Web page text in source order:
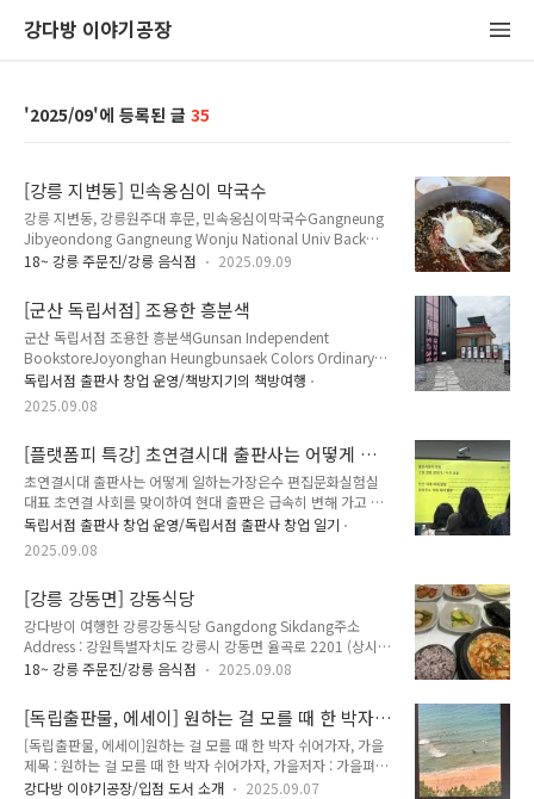
강다방 이야기공장
2025/09 35
[강릉 지변동] 민속옹심이 막국수
강릉 지변동, 강릉원주대 후문, 민속옹심이막국수Gangneung
Jibyeondong Gangneung Wonju National Univ Back
GateMinsok Ongsimi Makguksu Potato Ball Soup
죽헌길44번길 27 (지변동 644)27 Jukheon-gil 44beon-gil,
Gangneung-si, Gangwon-do전화 Telephone :033-644-
5328영업 시간 Opening Hours :매일 Everyday
10:00~19:00매주 월요일 휴무 Closed Every Monday메뉴 및
가격 Menu with Prices :물막국수 Mulmakguksu Cold
Buckwheat ..
18~ 강릉 주문진/강릉 음식점 2025.09.09
[군산 독립서점] 조용한 흥분색
군산 독립서점 조용한 흥분색Gunsan Independent
BookstoreJoyonghan Heungbunsaek Colors Ordinary
Day 주소 Address :전라북도 군산시 옥구읍 옥구남로 11 (선제
리 513-6)11 Okgunam-ro Okgu-eup, Gunsan-si,
Jeonbuk-do 영업 시간 Opening Hours :매일 Everyday
아닌 시외에 있어 교통편은 편하지 않지만 가지 않았다면 후회했
을 서점. 서점 가기 하루 전, 조용한 분홍색이 아닌 흥분색이라는
것에 놀랐고, 서점에 도착했을 때는 거대한 규모에 놀랐다. 일반
서점에서는 시도하지 못하는 입장료를 받는 시스템에 한 번 더
독립서점 출판사 창업 운영/책방지기의 책방여행
2025.09.08
[플랫폼피 특강] 초연결시대 출판사는 어떻게 일
하는가
초연결시대 출판사는 어떻게 일하는가장은수 편집문화실험실
대표 초연결 사회를 맞이하여 현대 출판은 급속히 변해 가고 있
다. 과거 종이책 중심의 출판에서 벗어나 전자책, 오디오북 등 다
양한 형식의 책들이 출현하고, 구독 서비스 같은 콘텐츠 출판 모
델이 시도되면서 편집자, 디자이너, 마케터 등의 역할도 크게 변
어떤 자질, 역량 등을 갖추어야 하는지를 함께 고민해 본다. 지금
은 구청장이 바뀌면서 폐쇄적으로 변했지만, 한 때 모든 출판인
들에게 열려있던 마포출판문화진흥센터(플랫폼피)에서 진행됐
던 교육, 특강. 공감되는 부분도 많았고 인사이트로 다가온 내용
도 많아 참 좋았다. 너무 많아 정작 하나도 없는 요즘 시대, 초연
독립서점 출판사 창업 운영/독립서점 출판사 창업 일기
2025.09.08
[강릉 강동면] 강동식당
강다방이 여행한 강릉강동식당 Gangdong Sikdang주소
Address : 강원특별자치도 강릉시 강동면 율곡로 2201 (상시동
리 147-1)2201 Yulgok-ro Gangdong-myeon,
일 Everyday 10:00~22:00메뉴 및 가격 Menu with Prices :바
지락된장찌개 Bajirak Doenjang Jjigae Soybean Paste
Stew with Clams 8,000원얼큰바지락순두부찌개 Bajirak
Sundubu Jjigae Clam and Soft Tofu Stew 8,000원청국장
Cheonggukjang Rich Soybean Paste stew 8,000원 강릉농
18~ 강릉 주문진/강릉 음식점 2025.09.08
[독립출판물, 에세이] 원하는 걸 모를 때 한 박자
쉬어가자, 가을
[독립출판물, 에세이]원하는 걸 모를 때 한 박자 쉬어가자, 가을
제목 : 원하는 걸 모를 때 한 박자 쉬어가자, 가을저자 : 가을펴낸
곳 : 새벽감성 :새벽감성1집제본 형식 : 종이책 - 무선제본쪽수 :
강다방 이야기공장/입점 도서 소개 2025.09.07